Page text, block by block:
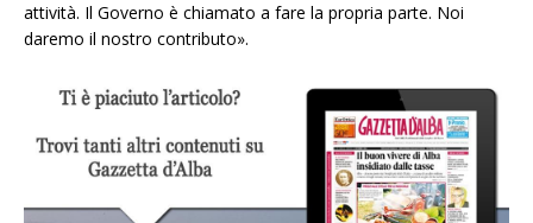
attività. Il Governo è chiamato a fare la propria parte. Noi
daremo il nostro contributo».